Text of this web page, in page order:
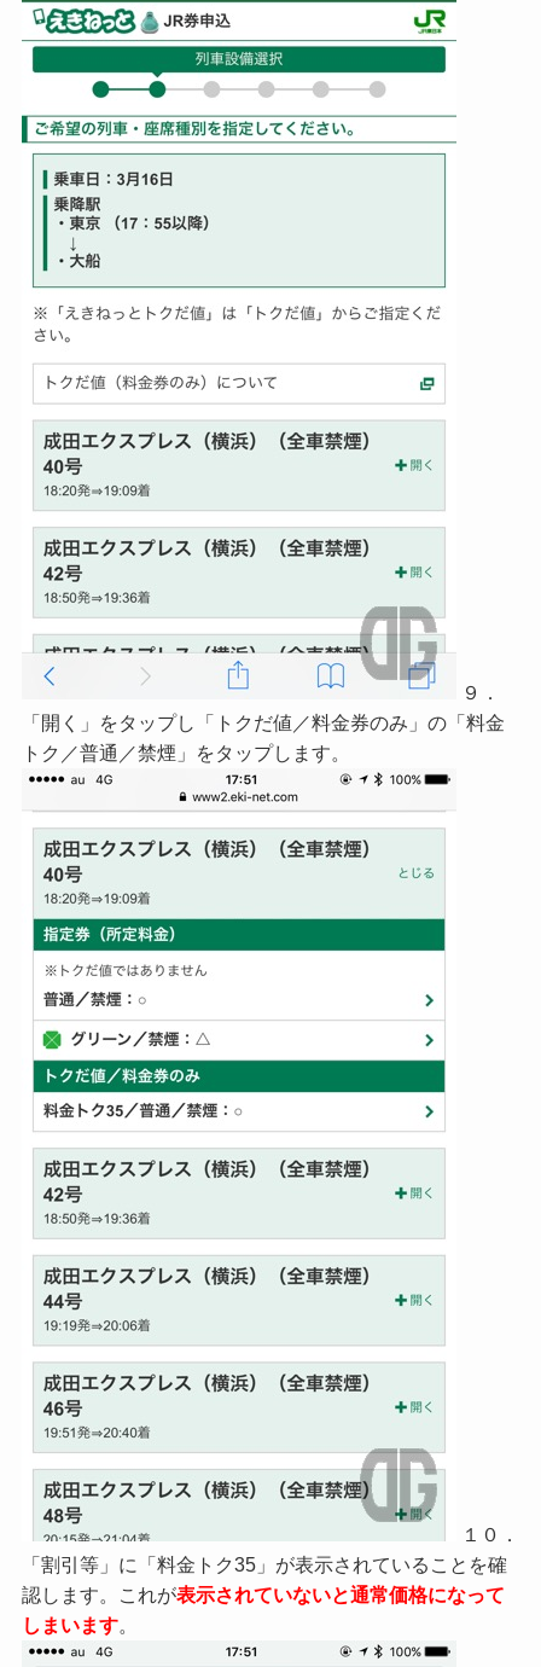
９．
「開く」をタップし「トクだ値／料金券のみ」の「料金
トク／普通／禁煙」をタップします。
１０．
「割引等」に「料金トク35」が表示されていることを確
認します。これが表示されていないと通常価格になって
しまいます。